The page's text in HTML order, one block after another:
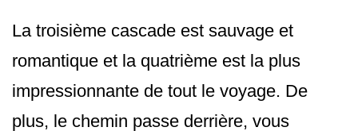
La troisième cascade est sauvage et
romantique et la quatrième est la plus
impressionnante de tout le voyage. De
plus, le chemin passe derrière, vous